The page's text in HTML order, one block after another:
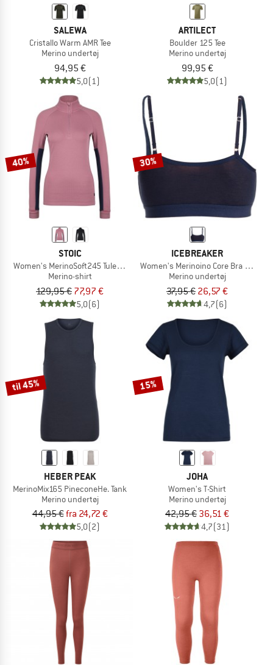
SALEWA
Cristallo Warm AMR Tee
Merino undertøj
94,95 €
5,0(1)
ARTILECT
Boulder 125 Tee
Merino undertøj
99,95 €
5,0(1)
40%
STOIC
Women's MerinoSoft245 TuleboSt. Half Zip
Merino-shirt
129,95 € 77,97 €
5,0(6)
30%
ICEBREAKER
Women's Merinoino Core Bra
Merino undertøj
37,95 € 26,57 €
4,7(6)
til 45%
HEBER PEAK
MerinoMix165 PineconeHe. Tank
Merino undertøj
44,95 €fra 24,72 €
5,0(2)
15%
JOHA
Women's T-Shirt
Merino undertøj
42,95 € 36,51 €
4,7(31)